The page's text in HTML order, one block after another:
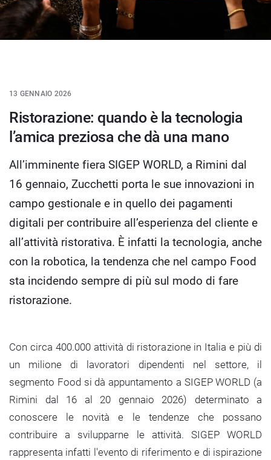
13 GENNAIO 2026
Ristorazione: quando è la tecnologia
l’amica preziosa che dà una mano
All’imminente fiera SIGEP WORLD, a Rimini dal
16 gennaio, Zucchetti porta le sue innovazioni in
campo gestionale e in quello dei pagamenti
digitali per contribuire all’esperienza del cliente e
all’attività ristorativa. È infatti la tecnologia, anche
con la robotica, la tendenza che nel campo Food
sta incidendo sempre di più sul modo di fare
ristorazione.
Con circa 400.000 attività di ristorazione in Italia e più di
un milione di lavoratori dipendenti nel settore, il
segmento Food si dà appuntamento a SIGEP WORLD (a
Rimini dal 16 al 20 gennaio 2026) determinato a
conoscere le novità e le tendenze che possano
contribuire a svilupparne le attività. SIGEP WORLD
rappresenta infatti l'evento di riferimento e di ispirazione